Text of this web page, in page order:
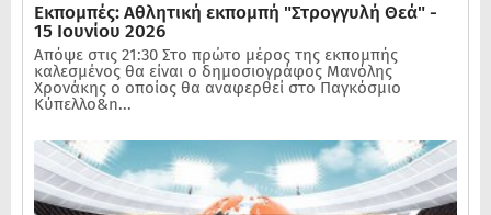
Εκπομπές: Αθλητική εκπομπή "Στρογγυλή Θεά" -
15 Ιουνίου 2026
Απόψε στις 21:30 Στο πρώτο μέρος της εκπομπής
καλεσμένος θα είναι ο δημοσιογράφος Μανόλης
Χρονάκης ο οποίος θα αναφερθεί στο Παγκόσμιο
Κύπελλο&n...